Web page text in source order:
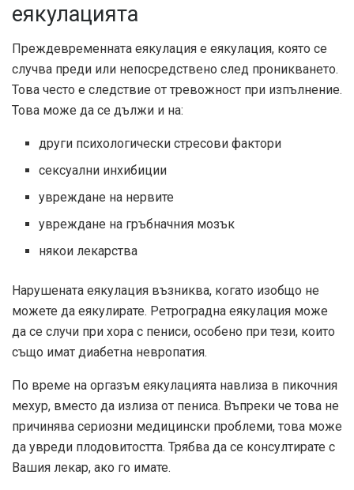
еякулацията
Преждевременната еякулация е еякулация, която се
случва преди или непосредствено след проникването.
Това често е следствие от тревожност при изпълнение.
Това може да се дължи и на:
други психологически стресови фактори
сексуални инхибиции
увреждане на нервите
увреждане на гръбначния мозък
някои лекарства
Нарушената еякулация възниква, когато изобщо не
можете да еякулирате. Ретроградна еякулация може
да се случи при хора с пениси, особено при тези, които
също имат диабетна невропатия.
По време на оргазъм еякулацията навлиза в пикочния
мехур, вместо да излиза от пениса. Въпреки че това не
причинява сериозни медицински проблеми, това може
да увреди плодовитостта. Трябва да се консултирате с
Вашия лекар, ако го имате.